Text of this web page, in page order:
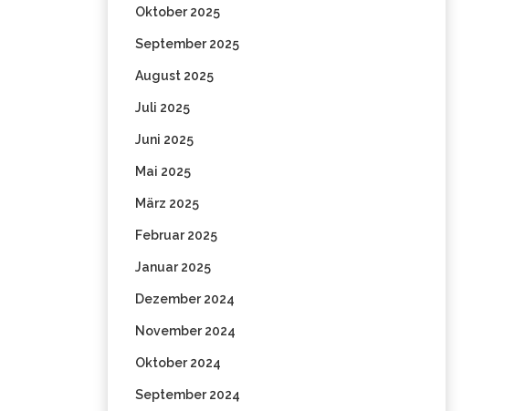
Oktober 2025
September 2025
August 2025
Juli 2025
Juni 2025
Mai 2025
März 2025
Februar 2025
Januar 2025
Dezember 2024
November 2024
Oktober 2024
September 2024